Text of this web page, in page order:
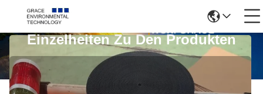
Einzelheiten Zu Den Produkten